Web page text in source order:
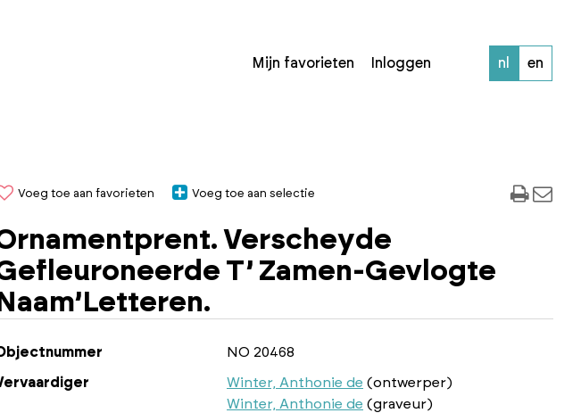
nl en
Mijn favorieten Inloggen
Voeg toe aan favorieten Voeg toe aan selectie
Verscheyde
T’ Zamen-Gevlogte
Naam’Letteren.
NO 20468
Winter, Anthonie de (ontwerper)
Winter, Anthonie de (graveur)